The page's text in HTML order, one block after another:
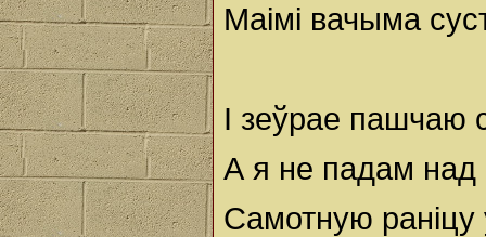
Маімі вачыма
І зеўрае пашчаю
А я не падам над
Самотную